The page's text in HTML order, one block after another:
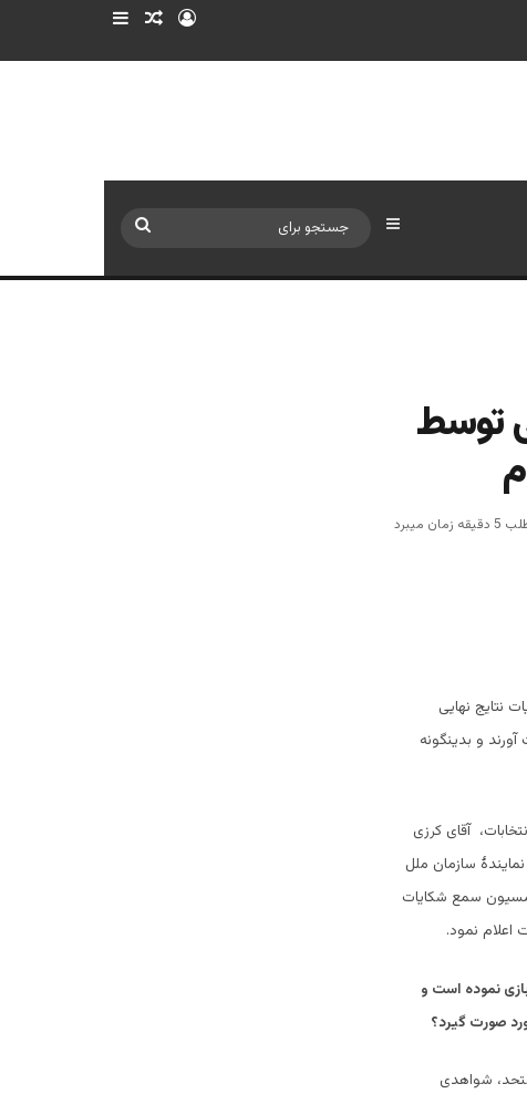
ورود نوشته تصادفی
سایدبار
توسط
میبرد
نتایج نهایی
و بدینگونه
آقای کرزی
سازمان ملل
سمع شکایات
اعلام نمود.
نموده است و
صورت گیرد؟
شواهدی